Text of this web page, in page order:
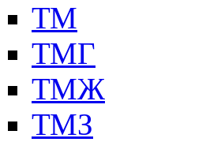
ТМ
ТМГ
ТМЖ
ТМЗ